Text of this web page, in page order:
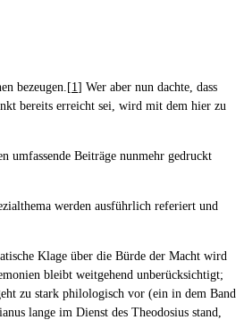
bezeugen.[1 ] Wer aber nun dachte, dass
bereits erreicht sei, wird mit dem hier zu
umfassende Beiträge nunmehr gedruckt
werden ausführlich referiert und
Klage über die Bürde der Macht wird
bleibt weitgehend unberücksichtigt;
zu stark philologisch vor (ein in dem Band
lange im Dienst des Theodosius stand,